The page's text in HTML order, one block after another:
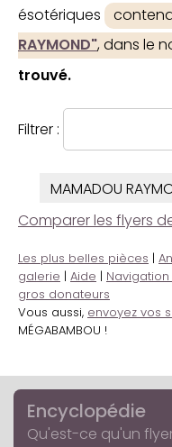
ésotériques
RAYMOND", dans le
trouvé.
Filtrer :
MAMADOU
Comparer les flyers
Les plus belles pièces |
galerie | Aide |
gros donateurs
Vous aussi, envoyez vos
MÉGABAMBOU !
Encyclopédie
Qu'est-ce qu'un